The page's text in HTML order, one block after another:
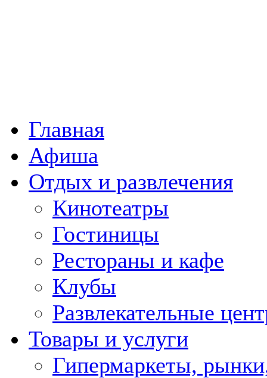
Главная
Афиша
Отдых и развлечения
Кинотеатры
Гостиницы
Рестораны и кафе
Клубы
Развлекательные
Товары и услуги
Гипермаркеты,